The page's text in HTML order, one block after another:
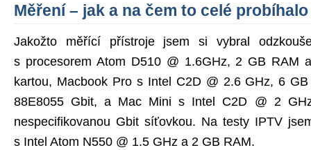
Měření – jak a na čem to celé probíhalo
Jakožto měřící přístroje jsem si vybral
s procesorem Atom D510 @ 1.6GHz, 2 GB RAM
kartou, Macbook Pro s Intel C2D @ 2.6 GHz, 6
88E8055 Gbit, a Mac Mini s Intel C2D @ 2
nespecifikovanou Gbit síťovkou. Na testy IPTV
s Intel Atom N550 @ 1.5 GHz a 2 GB RAM.